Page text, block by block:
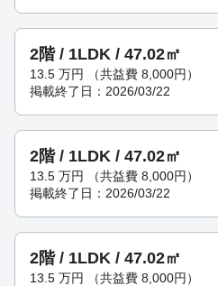
2階 / 1LDK / 47.02㎡
13.5 万円 （共益費 8,000円）
掲載終了日：2026/03/22
2階 / 1LDK / 47.02㎡
13.5 万円 （共益費 8,000円）
掲載終了日：2026/03/22
2階 / 1LDK / 47.02㎡
13.5 万円 （共益費 8,000円）